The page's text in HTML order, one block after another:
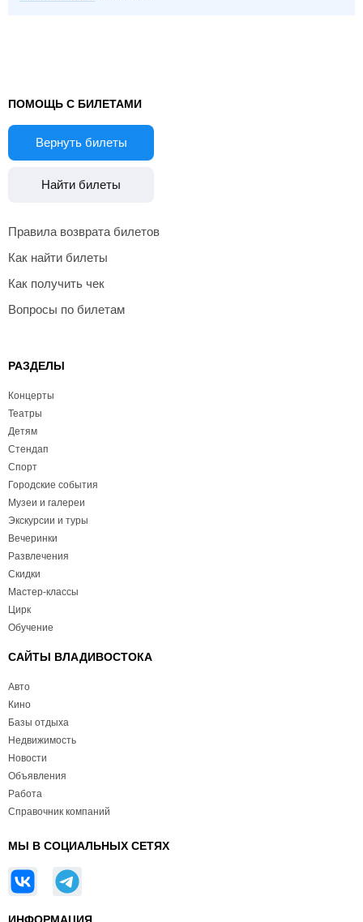
ПОМОЩЬ С БИЛЕТАМИ
Вернуть билеты
Найти билеты
Правила возврата билетов
Как найти билеты
Как получить чек
Вопросы по билетам
РАЗДЕЛЫ
Концерты
Театры
Детям
Стендап
Спорт
Городские события
Музеи и галереи
Экскурсии и туры
Вечеринки
Развлечения
Скидки
Мастер-классы
Цирк
Обучение
САЙТЫ ВЛАДИВОСТОКА
Авто
Кино
Базы отдыха
Недвижимость
Новости
Объявления
Работа
Справочник компаний
МЫ В СОЦИАЛЬНЫХ СЕТЯХ